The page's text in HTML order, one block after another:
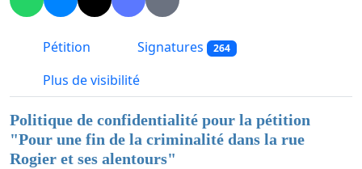
Pétition Signatures 264
Plus de visibilité
Politique de confidentialité pour la pétition
"Pour une fin de la criminalité dans la rue
Rogier et ses alentours"